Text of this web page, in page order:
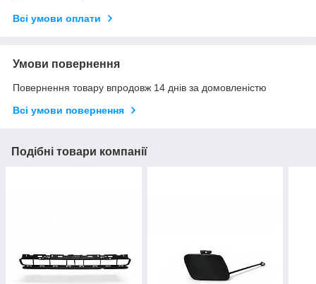
Всі умови оплати
Умови повернення
Повернення товару впродовж 14 днів за домовленістю
Всі умови повернення
Подібні товари компанії